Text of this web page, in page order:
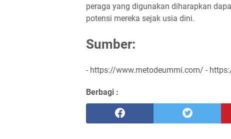
peraga yang digunakan diharapkan
potensi mereka sejak usia dini.
Sumber:
- https://www.metodeummi.com/ -
Berbagi :